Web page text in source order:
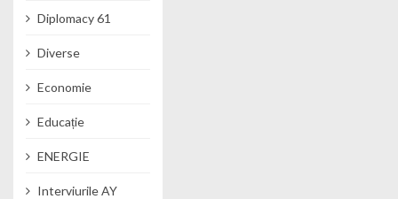
Diplomacy 61
Diverse
Economie
Educație
ENERGIE
Interviurile AY